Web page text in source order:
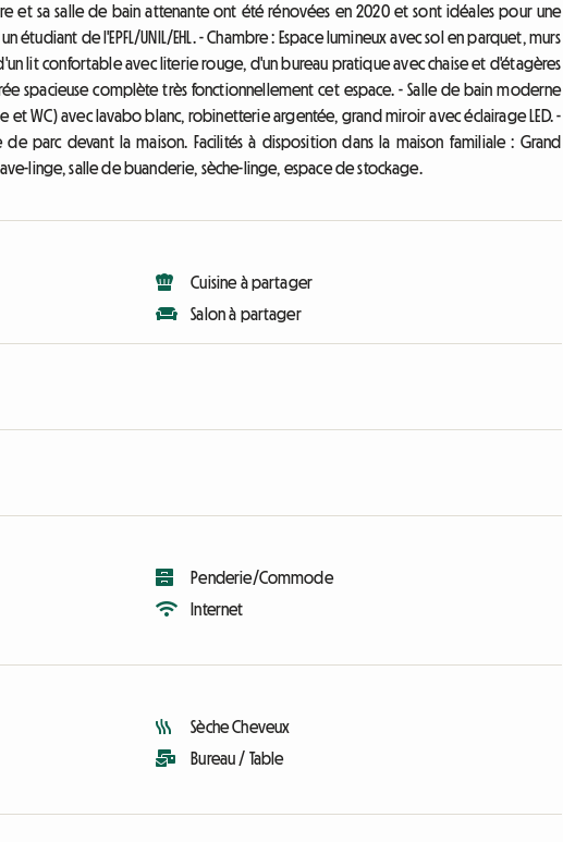
et sa salle de bain attenante ont été rénovées en 2020 et sont idéales pour une
étudiant de l'EPFL/UNIL/EHL. - Chambre : Espace lumineux avec sol en parquet, murs
lit confortable avec literie rouge, d'un bureau pratique avec chaise et d'étagères
spacieuse complète très fonctionnellement cet espace. - Salle de bain moderne
WC) avec lavabo blanc, robinetterie argentée, grand miroir avec éclairage LED. -
parc devant la maison. Facilités à disposition dans la maison familiale : Grand
linge, salle de buanderie, sèche-linge, espace de stockage.
Cuisine à partager
Salon à partager
Penderie/Commode
Internet
Sèche Cheveux
Bureau / Table